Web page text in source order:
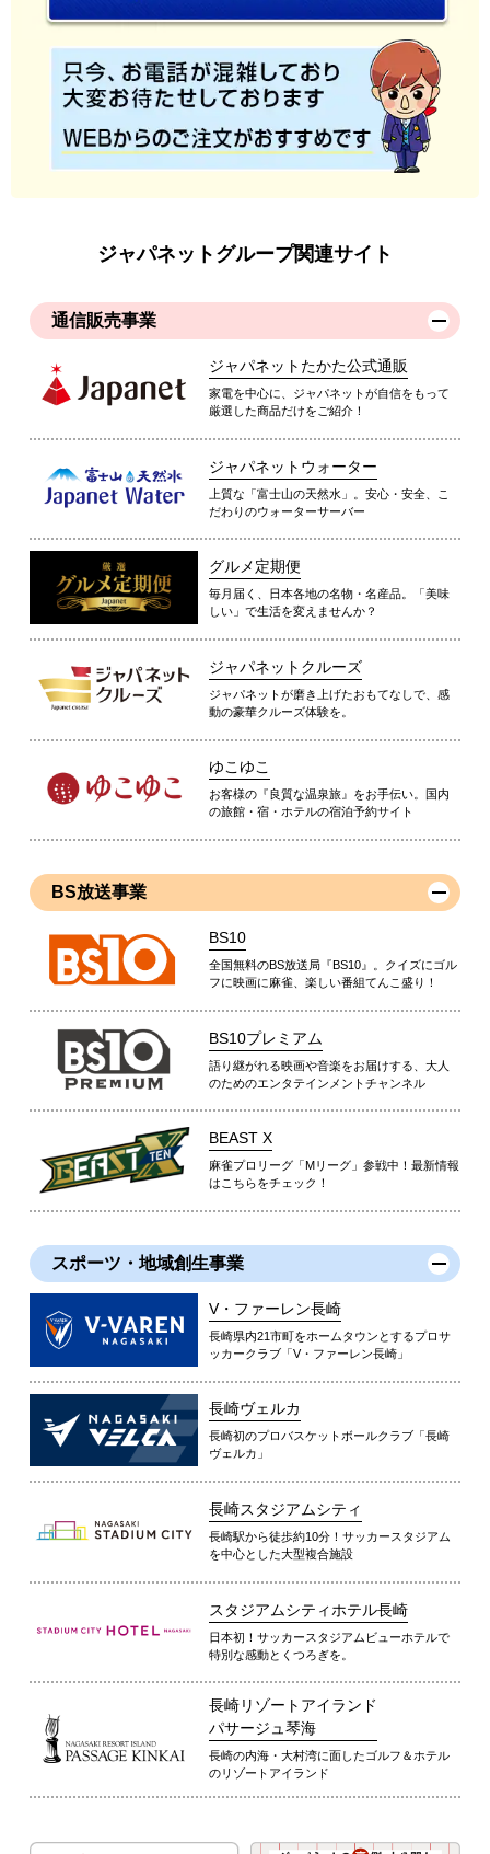
ジャパネットグループ関連サイト
通信販売事業
ジャパネットたかた公式通販
家電を中心に、ジャパネットが自信をもって
厳選した商品だけをご紹介！
ジャパネットウォーター
上質な「富士山の天然水」。安心・安全、こ
だわりのウォーターサーバー
グルメ定期便
毎月届く、日本各地の名物・名産品。「美味
しい」で生活を変えませんか？
ジャパネットクルーズ
ジャパネットが磨き上げたおもてなしで、感
動の豪華クルーズ体験を。
ゆこゆこ
お客様の『良質な温泉旅』をお手伝い。国内
の旅館・宿・ホテルの宿泊予約サイト
BS放送事業
BS10
全国無料のBS放送局『BS10』。クイズにゴル
フに映画に麻雀、楽しい番組てんこ盛り！
BS10プレミアム
語り継がれる映画や音楽をお届けする、大人
のためのエンタテインメントチャンネル
BEAST X
麻雀プロリーグ「Mリーグ」参戦中！最新情報
はこちらをチェック！
スポーツ・地域創生事業
V・ファーレン長崎
長崎県内21市町をホームタウンとするプロサ
ッカークラブ「V・ファーレン長崎」
長崎ヴェルカ
長崎初のプロバスケットボールクラブ「長崎
ヴェルカ」
長崎スタジアムシティ
長崎駅から徒歩約10分！サッカースタジアム
を中心とした大型複合施設
スタジアムシティホテル長崎
日本初！サッカースタジアムビューホテルで
特別な感動とくつろぎを。
長崎リゾートアイランド
パサージュ琴海
長崎の内海・大村湾に面したゴルフ＆ホテル
のリゾートアイランド